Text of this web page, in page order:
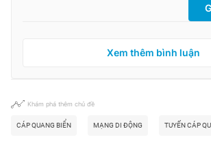
Xem thêm bình luận
Khám phá thêm chủ đề
CÁP QUANG BIỂN MẠNG DI ĐỘNG TUYẾN CÁP